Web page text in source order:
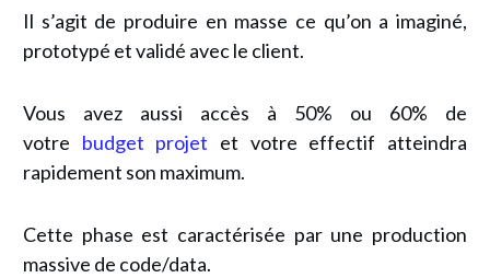
Il s’agit de produire en masse ce qu’on a imaginé,
prototypé et validé avec le client.
Vous avez aussi accès à 50% ou 60% de
votre budget projet et votre effectif atteindra
rapidement son maximum.
Cette phase est caractérisée par une production
massive de code/data.